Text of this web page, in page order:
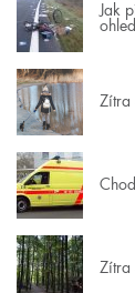
Jak
Zítra
Zítra